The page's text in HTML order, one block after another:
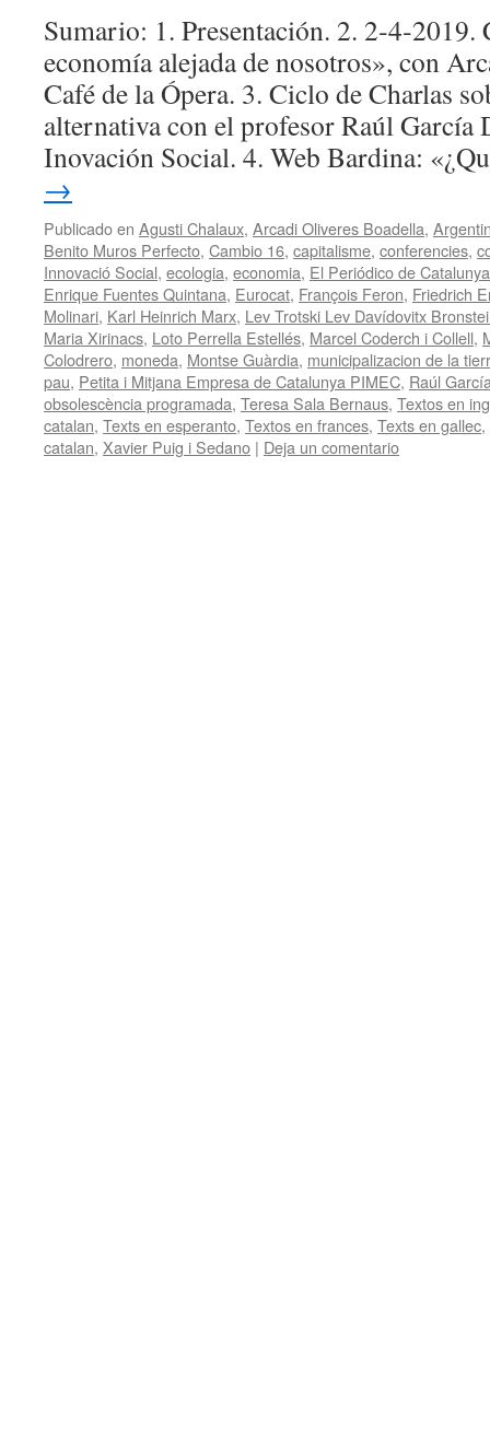
Sumario: 1. Presentación. 2.
economía alejada de nosotros», con
Café de la Ópera. 3. Ciclo de Charlas
alternativa con el profesor Raúl García
Inovación Social. 4. Web Bardina:
→
Publicado en Agusti Chalaux, Arcadi Oliveres Boadella,
Benito Muros Perfecto, Cambio 16, capitalisme, conferencies,
Innovació Social, ecologia, economia, El Periódico de Catalunya
Enrique Fuentes Quintana, Eurocat, François Feron, Friedrich
Molinari, Karl Heinrich Marx, Lev Trotski Lev Davídovitx
Maria Xirinacs, Loto Perrella Estellés, Marcel Coderch i Collell,
Colodrero, moneda, Montse Guàrdia, municipalizacion de la
pau, Petita i Mitjana Empresa de Catalunya PIMEC, Raúl
obsolescència programada, Teresa Sala Bernaus, Textos en
catalan, Texts en esperanto, Textos en frances, Texts en gallec,
catalan, Xavier Puig i Sedano | Deja un comentario